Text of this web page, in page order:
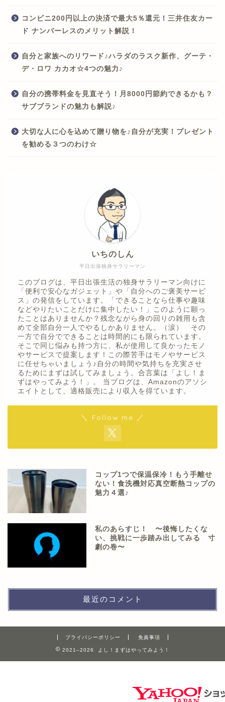
コンビニ200円以上の決済で最大5％還元！三井住友カー
ド ナンバーレスのメリット解説！
自分と家族へのリワード♪ハラダのラスク新作、グーテ・
デ・ロワ カカオ☆4つの魅力♪
自分の携帯料金を見直そう！月8000円節約できるかも？
サブブランドの魅力も解説♪
大切な人に心を込めて贈り物を♪自分が充実！プレゼント
を勧める３つのわけ☆
平日出張独身サラリーマン
いちのしん
このブログは、平日出張生活の独身サラリーマン向けに
「便利で安心なガジェット」や「自分へのご褒美サービ
ス」の発信をしています。「できることなら仕事や趣味
などやりたいことだけに集中したい！」このように願っ
たことはありませんか？残念ながら身の回りの雑用も含
めて全部自分一人でやるしかありません。（涙） その
一方で自分でできることは時間的にも限られています。
そこで同じ悩みも持つ方に、私が使用して良かったモノ
やサービスで提案します！この際苦手はモノやサービス
に任せちゃいましょう♪自分の時間や気持ちを充実させ
るためにまずは試してみましょう。合言葉は「よし！ま
ずはやってみよう！」。 当ブログは、Amazonのアソシ
エイトとして、適格販売により収入を得ています。
＼ Follow me ／
コップ1つで保温保冷！もう手離せ
ない！食洗機対応真空断熱コップの
魅力４選♪
私のあらすじ！ 〜後悔したくな
い、挑戦に一歩踏み出してみる 寸
劇の巻〜
最近のコメント
プライバシーポリシー 免責事項
2021–2026 よし！まずはやってみよう！